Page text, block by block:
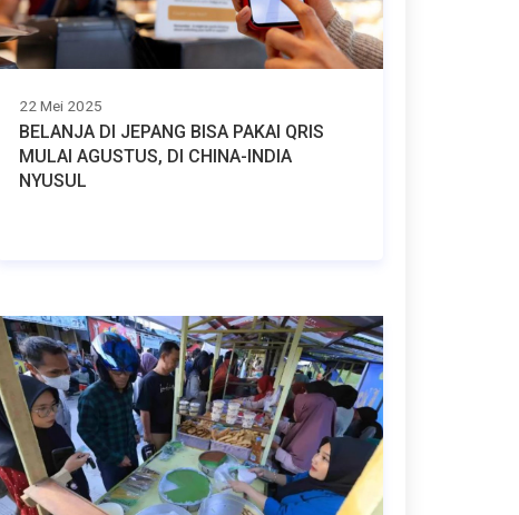
22 Mei 2025
BELANJA DI JEPANG BISA PAKAI QRIS
MULAI AGUSTUS, DI CHINA-INDIA
NYUSUL